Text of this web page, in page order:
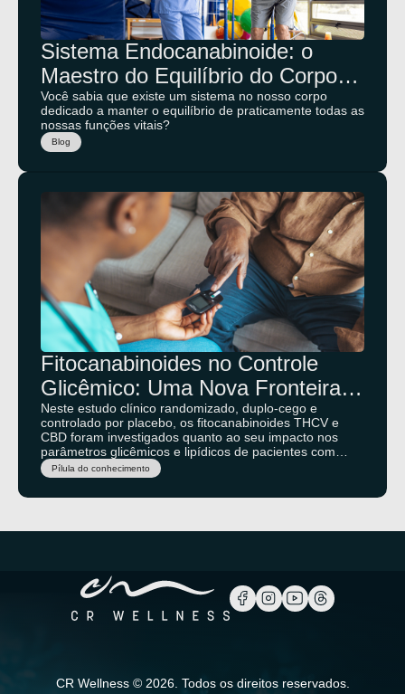
Sistema Endocanabinoide: o
Maestro do Equilíbrio do Corpo
Humano
Você sabia que existe um sistema no nosso corpo
dedicado a manter o equilíbrio de praticamente todas as
nossas funções vitais?
Blog
Fitocanabinoides no Controle
Glicêmico: Uma Nova Fronteira
Terapêutica?
Neste estudo clínico randomizado, duplo-cego e
controlado por placebo, os fitocanabinoides THCV e
CBD foram investigados quanto ao seu impacto nos
parâmetros glicêmicos e lipídicos de pacientes com
diabetes tipo 2. Os achados trouxeram insights
promissores, sugerindo efeitos na função das células
beta pancreáticas e na regulação da glicose em jejum.
Pílula do conhecimento
CR Wellness © 2026. Todos os direitos reservados.